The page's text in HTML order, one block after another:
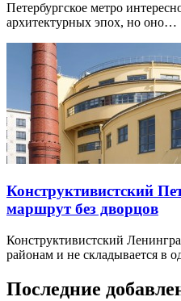
Петербургское метро
архитектурных эпох, но оно…
Конструктивистский
маршрут без дворцов
Конструктивистский
районам и не складывается в
Последние